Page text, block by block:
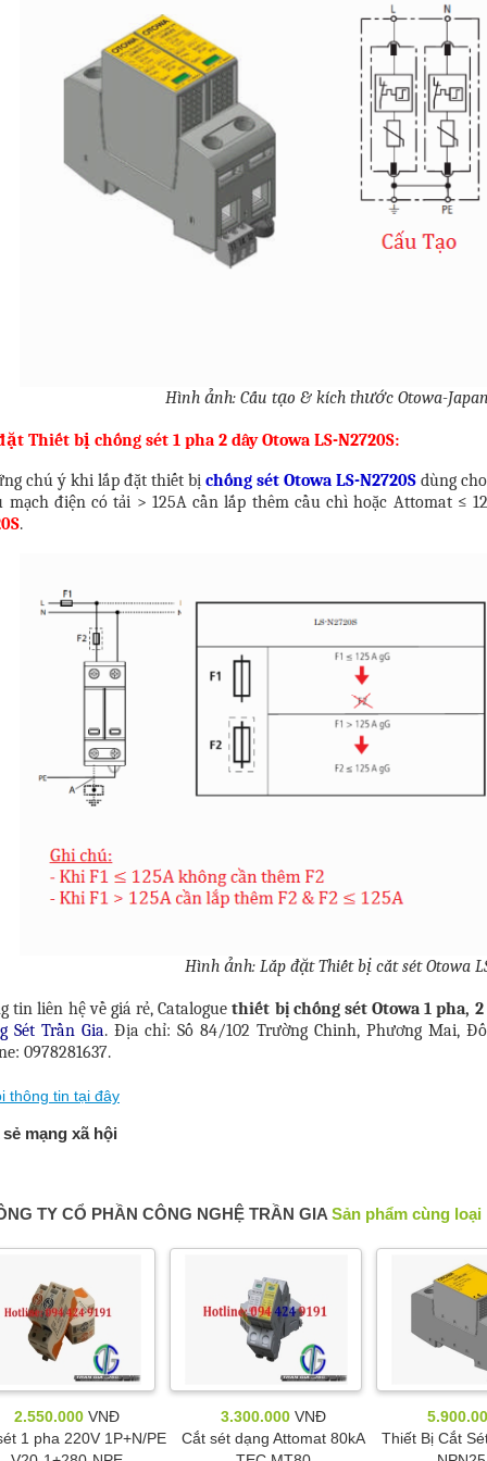
Hình ảnh: Cấu tạo & kích thước Otowa-Japan
Thiết bị chống sét 1 pha 2 dây Otowa LS-N2720S:
chú ý khi lắp đặt thiết bị chống sét Otowa LS-N2720S dùng
mạch điện có tải > 125A cần lắp thêm cầu chì hoặc Attomat ≤
.
Hình ảnh: Lắp đặt Thiết bị cắt sét Otowa
tin liên hệ về giá rẻ, Cataloguethiết bị chống sét Otowa 1 pha, 2
Sét Trần Gia. Địa chỉ: Số 84/102 Trường Chinh, Phương Mai,
0978281637.
thông tin tại đây
mạng xã hội
TY CỔ PHẦN CÔNG NGHỆ TRẦN GIA Sản phẩm cùng loại
2.550.000VNĐ
1 pha 220V 1P+N/PE
3.300.000VNĐ
Cắt sét dạng Attomat 80kA
Thiết Bị Cắt